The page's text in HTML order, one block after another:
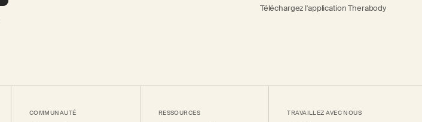
Téléchargez l'application Therabody
COMMUNAUTÉ RESSOURCES TRAVAILLEZ AVEC NOUS